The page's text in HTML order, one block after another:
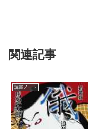
関連記事
読書ノート